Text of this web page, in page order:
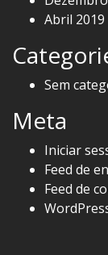
Abril 2019
Sem
Meta
Iniciar
Feed de
Feed de